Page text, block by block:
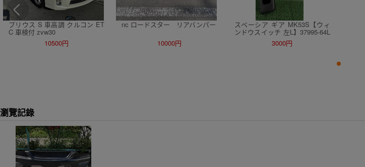
プリウス S 車高調 クルコン ET
C 車検付 zvw30
10500円
nc ロードスター リアバンパー
10000円
スペーシア ギア MK53S【ウィ
ンドウスイッチ 左L】37995-64L
00 助手席 H31 スズキ (5.2万km)
3000円
瀏覽記錄